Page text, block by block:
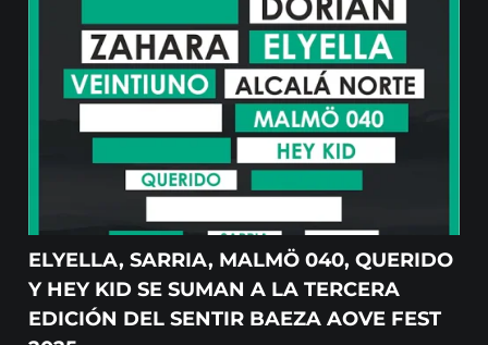
ELYELLA, SARRIA, MALMÖ 040, QUERIDO
Y HEY KID SE SUMAN A LA TERCERA
EDICIÓN DEL SENTIR BAEZA AOVE FEST